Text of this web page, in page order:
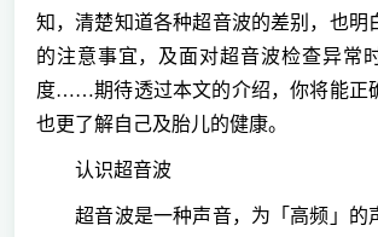
知，清楚知道各种超音波的差别，也明
的注意事宜，及面对超音波检查异常
度……期待透过本文的介绍，你将能正
也更了解自己及胎儿的健康。
认识超音波
超音波是一种声音，为「高频」的